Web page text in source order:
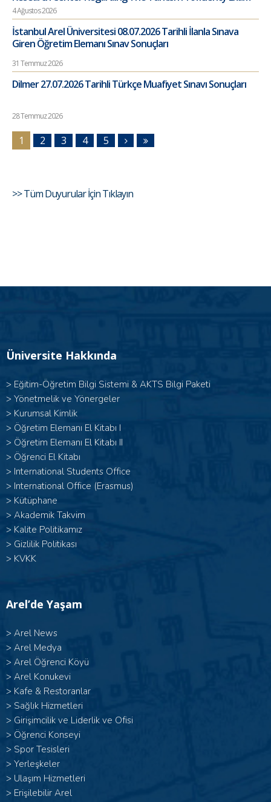
4 Ağustos 2026
İstanbul Arel Üniversitesi 08.07.2026 Tarihli İlanla Sınava
Giren Öğretim Elemanı Sınav Sonuçları
31 Temmuz 2026
Dilmer 27.07.2026 Tarihli Türkçe Muafiyet Sınavı Sonuçları
28 Temmuz 2026
1 2 3 4 5
>> Tüm Duyurular İçin Tıklayın
Üniversite Hakkında
> Eğitim-Öğretim Bilgi Sistemi & AKTS Bilgi Paketi
> Yönetmelik ve Yönergeler
> Kurumsal Kimlik
> Öğretim Elemanı El Kitabı I
> Öğretim Elemanı El Kitabı II
> Öğrenci El Kitabı
> International Students Office
> International Office (Erasmus)
> Kütüphane
> Akademik Takvim
> Kalite Politikamız
> Gizlilik Politikası
> KVKK
Arel’de Yaşam
> Arel News
> Arel Medya
> Arel Öğrenci Köyü
> Arel Konukevi
> Kafe & Restoranlar
> Sağlık Hizmetleri
> Girişimcilik ve Liderlik ve Ofisi
> Öğrenci Konseyi
> Spor Tesisleri
> Yerleşkeler
> Ulaşım Hizmetleri
> Erişilebilir Arel